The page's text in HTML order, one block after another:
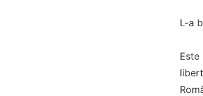
L-a
Este